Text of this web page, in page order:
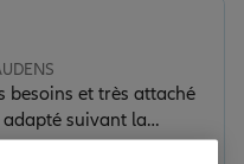
besoins et très attaché
suivant la
ou prend le